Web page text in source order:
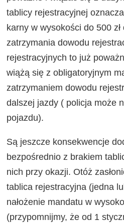
tablicy rejestracyjnej
karny w wysokości do 500
zatrzymania dowodu
rejestracyjnych to już
wiążą się z obligatoryjnym
zatrzymaniem dowodu
dalszej jazdy ( policja może
pojazdu).
Są jeszcze konsekwencje
bezpośrednio z brakiem
nich przy okazji. Otóż
tablica rejestracyjna (jedna
nałożenie mandatu w
(przypomnijmy, że od 1